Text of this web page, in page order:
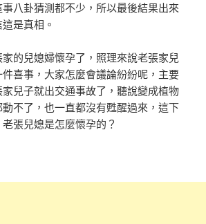
八卦猜測都不少，所以最後結果出來
是真相。
的兒媳婦懷孕了，照理來說老張家兒
喜事，大家怎麼會議論紛紛呢，主要
兒子就出交通事故了，聽說變成植物
不了，也一直都沒有甦醒過來，這下
張兒媳是怎麼懷孕的？